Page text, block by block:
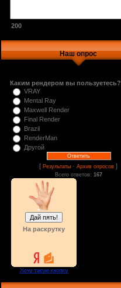
200
Наш опрос
Каким рендером вы пользуетесь?
VRAY
Mental Ray
Maxwell Render
Final Render
Brazil
RenderMan
Другой
[Результаты ·Архив опросов ]
Всего ответов: 167
На раскрутку